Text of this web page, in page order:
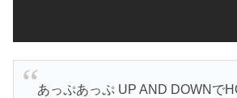
あっぷあっぷ UP AND DOWNで